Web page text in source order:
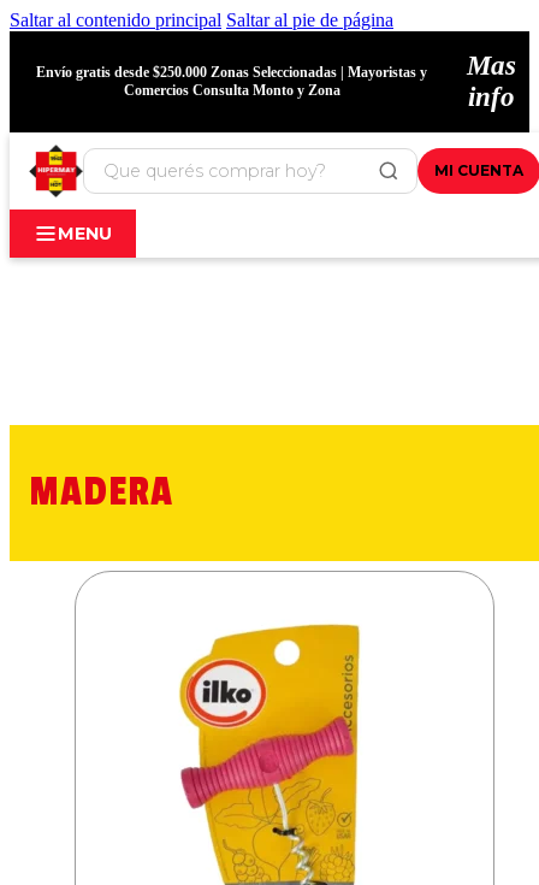
Saltar al contenido principal Saltar al pie de página
Envío gratis desde $250.000 Zonas Seleccionadas | Mayoristas y
Comercios Consulta Monto y Zona
Mas
info
MI CUENTA
MENU
MADERA